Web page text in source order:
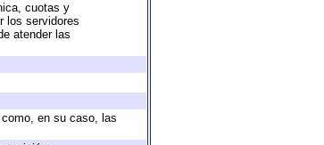
cuotas y
los servidores
atender las
en su caso, las